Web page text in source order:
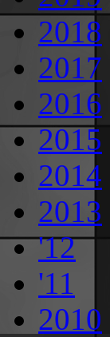
2018
2017
2016
2015
2014
2013
'12
'11
2010